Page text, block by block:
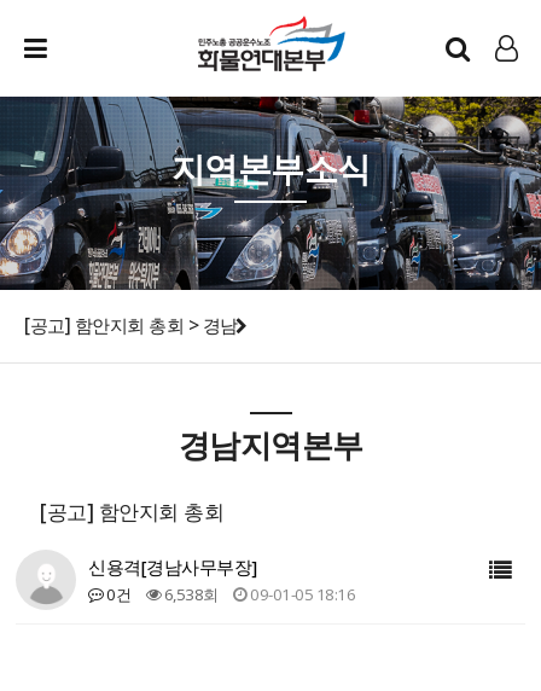
인트라넷
LOG IN
지역본부소식
[공고] 함안지회 총회 > 경남
경남지역본부
[공고] 함안지회 총회
신용격[경남사무부장]
0건 6,538회 09-01-05 18:16